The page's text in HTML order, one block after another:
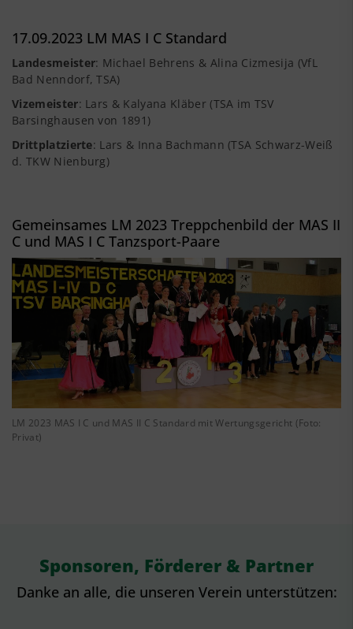
17.09.2023 LM MAS I C Standard
Landesmeister: Michael Behrens & Alina Cizmesija (VfL
Bad Nenndorf, TSA)
Vizemeister: Lars & Kalyana Kläber (TSA im TSV
Barsinghausen von 1891)
Drittplatzierte: Lars & Inna Bachmann (TSA Schwarz-Weiß
d. TKW Nienburg)
Gemeinsames LM 2023 Treppchenbild der MAS II
C und MAS I C Tanzsport-Paare
LM 2023 MAS I C und MAS II C Standard mit Wertungsgericht (Foto:
Privat)
Sponsoren, Förderer & Partner
Danke an alle, die unseren Verein unterstützen: